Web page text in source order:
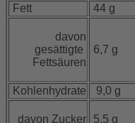
Fett 44 g
davon
gesättigte
Fettsäuren
6,7 g
Kohlenhydrate 9,0 g
davon Zucker 5,5 g